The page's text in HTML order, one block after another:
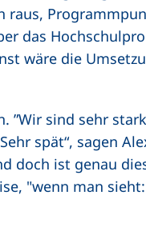
das
wäre die
sind sehr
spät“, sagen
doch ist genau
"wenn man